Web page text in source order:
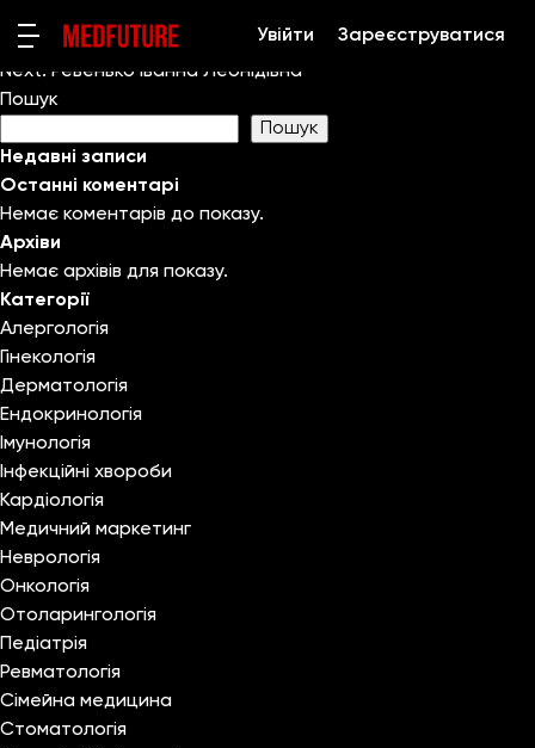
Увійти Зареєструватися
Навігація
записів
Previous: Мацюра Оксана Іванівна
Next: Ревенько Іванна Леонідівна
Пошук
Пошук
Недавні записи
Останні коментарі
Немає коментарів до показу.
Архіви
Немає архівів для показу.
Категорії
Алергологія
Гінекологія
Дерматологія
Ендокринологія
Імунологія
Інфекційні хвороби
Кардіологія
Медичний маркетинг
Неврологія
Онкологія
Отоларингологія
Педіатрія
Ревматологія
Сімейна медицина
Стоматологія